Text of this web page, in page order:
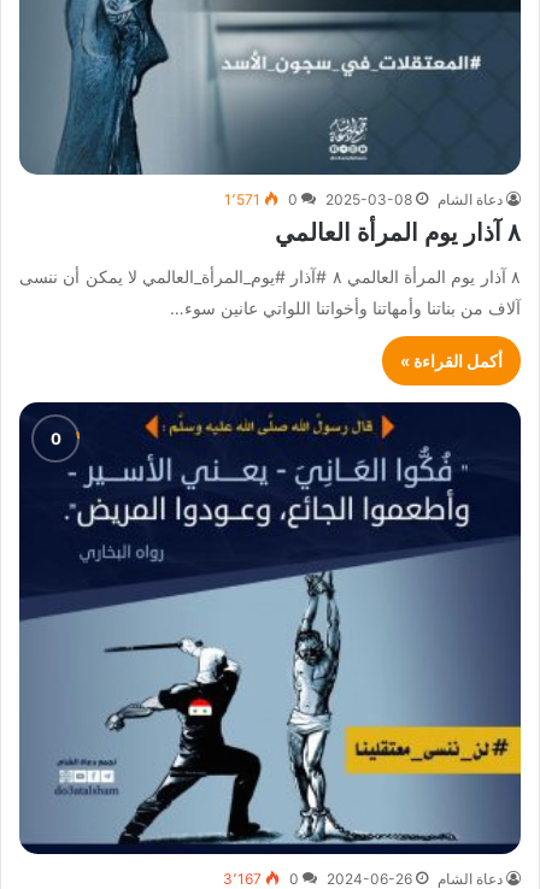
دعاة الشام 2025-03-08
0 1٬571
٨ آذار يوم المرأة العالمي
٨ آذار يوم المرأة العالمي ٨ #آذار #يوم_المرأة_العالمي لا يمكن أن ننسى
آلاف من بناتنا وأمهاتنا وأخواتنا اللواتي عانين سوء…
أكمل القراءة »
دعاة الشام 2024-06-26
0 3٬167